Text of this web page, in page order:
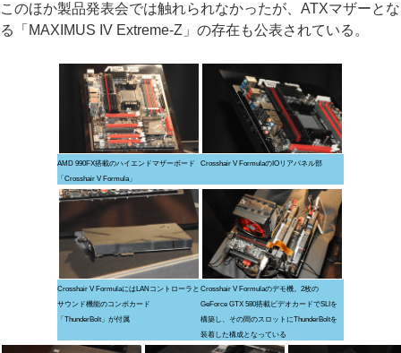
このほか製品発表会では触れられなかったが、ATXマザーとな
る「MAXIMUS IV Extreme-Z」の存在も公表されている。
AMD 990FX搭載のハイエンドマザーボード
「Crosshair V Formula」
Crosshair V FormulaのIOリアパネル部
Crosshair V FormulaにはLANコントローラと
サウンド機能のコンボカード
「ThunderBolt」が付属
Crosshair V Formulaのデモ機。2枚の
GeForce GTX 580搭載ビデオカードでSLIを
構築し、その間のスロットにThunderBoltを
装着した構成となっている